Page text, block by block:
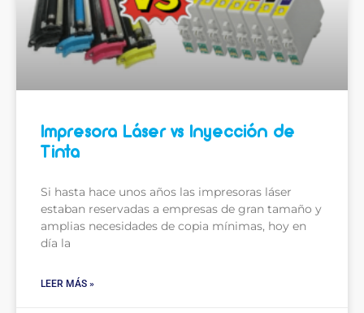
Impresora Láser vs Inyección de
Tinta
Si hasta hace unos años las impresoras láser
estaban reservadas a empresas de gran tamaño y
amplias necesidades de copia mínimas, hoy en
día la
LEER MÁS »